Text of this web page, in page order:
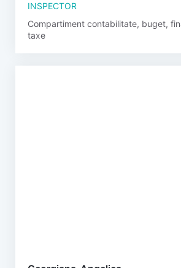
INSPECTOR
Compartiment contabilitate, buget,
taxe